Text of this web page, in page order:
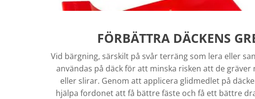
FÖRBÄTTRA DÄCKENS
Vid bärgning, särskilt på svår terräng som lera eller
användas på däck för att minska risken att de gräver
eller slirar. Genom att applicera glidmedlet på
hjälpa fordonet att få bättre fäste och få ett bättre